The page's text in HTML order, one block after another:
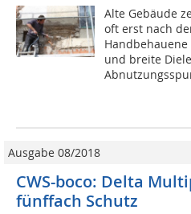
Alte Gebäude
oft erst nach
und breite
Ausgabe 08/2018
CWS-boco: Delta
fünffach Schutz